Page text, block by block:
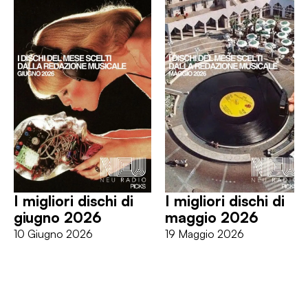
I migliori dischi di
giugno 2026
10 Giugno 2026
I migliori dischi di
maggio 2026
19 Maggio 2026